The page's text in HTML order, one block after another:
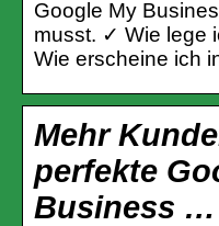
Google My
musst. ✓ Wie lege
Wie erscheine ich
Mehr
perfekte
Business …